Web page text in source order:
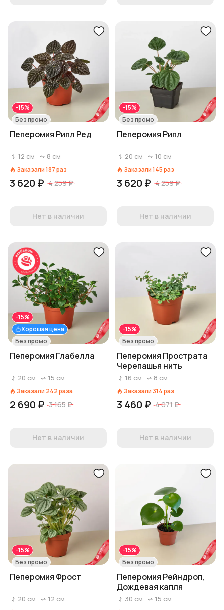
-15%
Без промо
Пеперомия Рипл Ред
12 см 8 см
Заказали187раз
3 620 ₽ 4 259 ₽
Нет в наличии
-15%
Без промо
Пеперомия Рипл
20 см 10 см
Заказали145раз
3 620 ₽ 4 259 ₽
Нет в наличии
Хорошая цена
-15%
Без промо
Пеперомия Глабелла
20 см 15 см
Заказали 242раза
2 690 ₽ 3 165 ₽
Нет в наличии
-15%
Без промо
Пеперомия Прострата
Черепашья нить
16 см 8 см
Заказали 314раз
3 460 ₽ 4 071 ₽
Нет в наличии
-15%
Без промо
Пеперомия Фрост
20 см 12 см
-15%
Без промо
Пеперомия Рейндроп,
Дождевая капля
30 см 15 см